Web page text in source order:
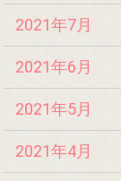
2021年7月
2021年6月
2021年5月
2021年4月